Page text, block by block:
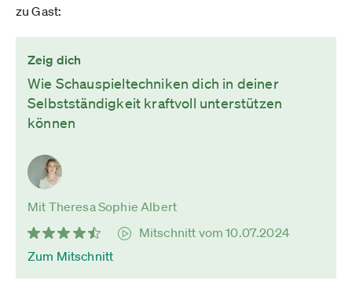
zu Gast:
Zeig dich
Wie Schauspieltechniken dich in deiner
Selbstständigkeit kraftvoll unterstützen
können
Mit Theresa Sophie Albert
Mitschnitt vom 10.07.2024
Zum Mitschnitt